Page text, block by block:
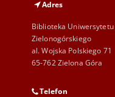
Adres
Biblioteka Uniwersytetu
Zielonogórskiego
al. Wojska Polskiego 71
65-762 Zielona Góra
Telefon